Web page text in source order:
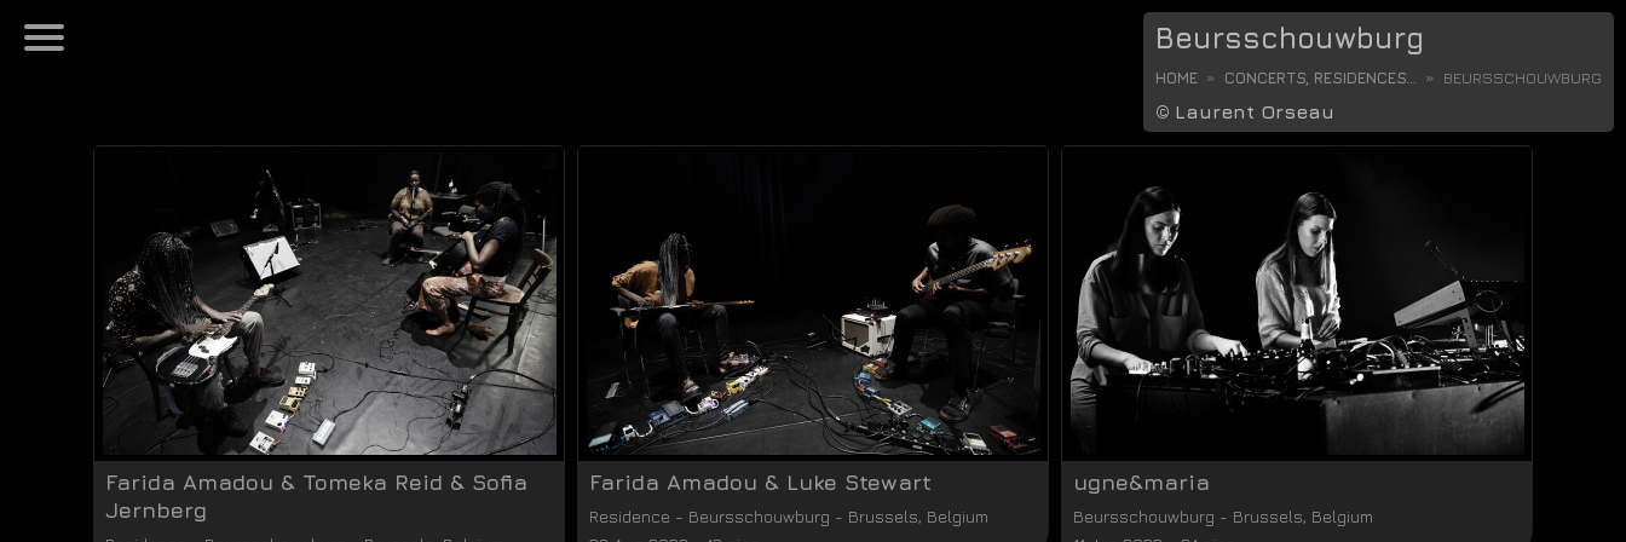
Beursschouwburg
HOME CONCERTS, RESIDENCES... BEURSSCHOUWBURG
© Laurent Orseau
Farida Amadou & Tomeka Reid & Sofia
Jernberg
Farida Amadou & Luke Stewart
Residence - Beursschouwburg - Brussels, Belgium
ugne&maria
Beursschouwburg - Brussels, Belgium